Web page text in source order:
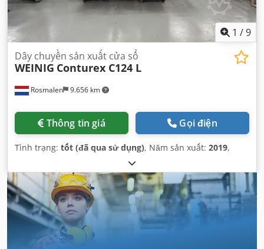
1 /9
Rosmalen 9.656 km
Dây chuyền sản xuất cửa sổ
WEINIG Conturex C124 L
Thông tin giá Gọi điện
Tình trạng: tốt (đã qua sử dụng), Năm sản xuất: 2019,